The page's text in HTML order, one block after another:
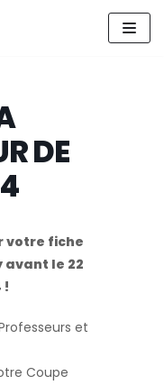
DE
votre fiche
avant le 22
!
et
Coupe